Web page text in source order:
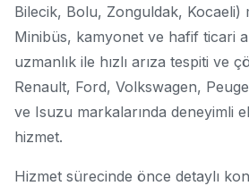
Bilecik, Bolu, Zonguldak, Kocaeli)
Minibüs, kamyonet ve hafif ticari
uzmanlık ile hızlı arıza tespiti ve
Renault, Ford, Volkswagen,
ve Isuzu markalarında deneyimli
hizmet.
Hizmet sürecinde önce detaylı